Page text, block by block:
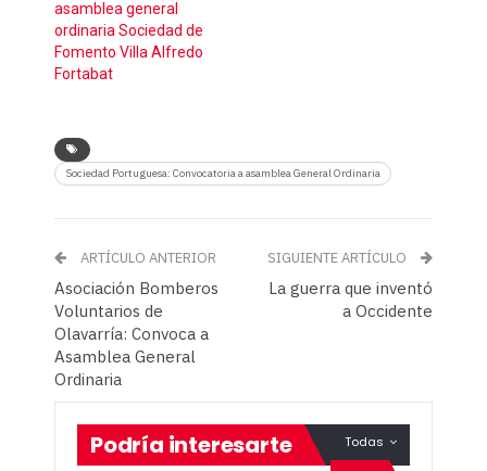
asamblea general
ordinaria Sociedad de
Fomento Villa Alfredo
Fortabat
Sociedad Portuguesa: Convocatoria a asamblea General Ordinaria
ARTÍCULO ANTERIOR
Asociación Bomberos
Voluntarios de
Olavarría: Convoca a
Asamblea General
Ordinaria
SIGUIENTE ARTÍCULO
La guerra que inventó
a Occidente
Todas
Podría interesarte